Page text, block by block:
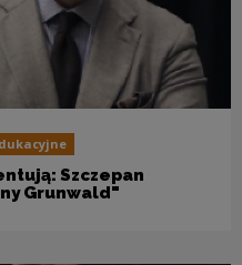
Szczepan
Grunwald"